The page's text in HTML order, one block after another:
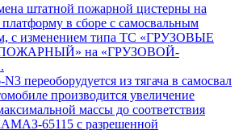
штатной пожарной цистерны на
в сборе с самосвальным
с изменением типа ТС «ГРУЗОВЫЕ
на «ГРУЗОВОЙ-
переоборудуется из тягача в самосвал
производится увеличение
массы до соответствия
65115 с разрешенной